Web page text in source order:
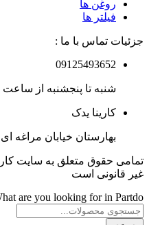
روغن ها
فیلتر ها
جزئیات تماس با ما :
09125493652
شنبه تا پنجشنبه از ساعت 8 الی 18
کارینا یدک
بهارستان خیابان مراغه ای
تمامی حقوق متعلق به سایت
غیر قانونی است
are you looking for in Partdo?
Products
search